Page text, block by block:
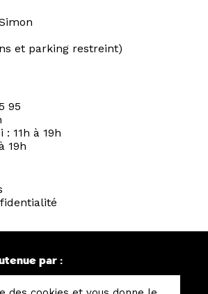
et parking restreint)
95
11h à 19h
19h
par :